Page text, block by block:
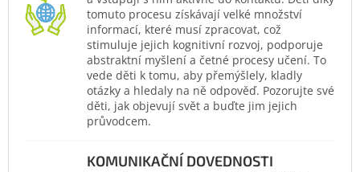
tomuto procesu získávají velké množství
informací, které musí zpracovat, což
stimuluje jejich kognitivní rozvoj, podporuje
abstraktní myšlení a četné procesy učení. To
vede děti k tomu, aby přemýšlely, kladly
otázky a hledaly na ně odpověď. Pozorujte své
děti, jak objevují svět a buďte jim jejich
průvodcem.
KOMUNIKAČNÍ DOVEDNOSTI